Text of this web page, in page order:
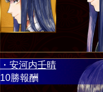
・安河内壬晴
10勝報酬